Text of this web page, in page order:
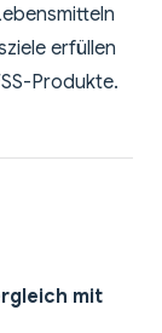
erfüllen
Produkte.
mit